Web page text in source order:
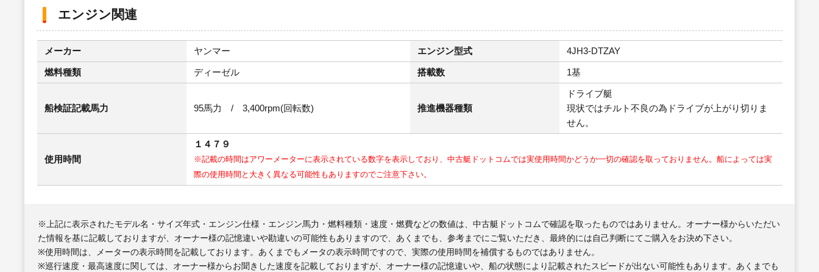
エンジン関連
メーカー ヤンマー エンジン型式 4JH3-DTZAY
燃料種類 ディーゼル 搭載数 1基
船検証記載馬力 95馬力 / 3,400rpm(回転数) 推進機器種類
ドライブ艇
現状ではチルト不良の為ドライブが上がり切りま
せん。
使用時間
１４７９
※記載の時間はアワーメーターに表示されている数字を表示しており、中古艇ドットコムでは実使用時間かどうか一切の確認を取っておりません。船によっては実
際の使用時間と大きく異なる可能性もありますのでご注意下さい。
※上記に表示されたモデル名・サイズ年式・エンジン仕様・エンジン馬力・燃料種類・速度・燃費などの数値は、中古艇ドットコムで確認を取ったものではありません。オーナー様からいただい
た情報を基に記載しておりますが、オーナー様の記憶違いや勘違いの可能性もありますので、あくまでも、参考までにご覧いただき、最終的には自己判断にてご購入をお決め下さい。
※使用時間は、メーターの表示時間を記載しております。あくまでもメータの表示時間ですので、実際の使用時間を補償するものではありません。
※巡行速度・最高速度に関しては、オーナー様からお聞きした速度を記載しておりますが、オーナー様の記憶違いや、船の状態により記載されたスピードが出ない可能性もあります。あくまでも